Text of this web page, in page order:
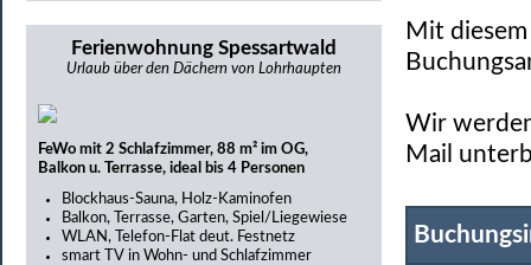
Ferienwohnung Spessartwald
Urlaub über den Dächern von Lohrhaupten
FeWo mit 2 Schlafzimmer, 88 m² im OG,
Balkon u. Terrasse, ideal bis 4 Personen
Blockhaus-Sauna, Holz-Kaminofen
Balkon, Terrasse, Garten, Spiel/Liegewiese
WLAN, Telefon-Flat deut. Festnetz
smart TV in Wohn- und Schlafzimmer
Mit
Wir
Mail